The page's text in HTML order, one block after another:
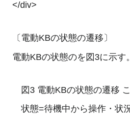
</div>
〔電動KBの状態の遷移〕
電動KBの状態のを図3に示す。
図3 電動KBの状態の遷移
状態=待機中から操作・状